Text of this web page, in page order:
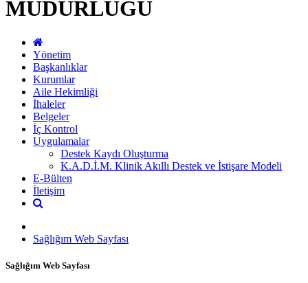
MÜDÜRLÜĞÜ
Yönetim
Başkanlıklar
Kurumlar
Aile Hekimliği
İhaleler
Belgeler
İç Kontrol
Uygulamalar
Destek Kaydı Oluşturma
K.A.D.İ.M. Klinik Akıllı Destek ve İstişare Modeli
E-Bülten
İletişim
Sağlığım Web Sayfası
Sağlığım Web Sayfası